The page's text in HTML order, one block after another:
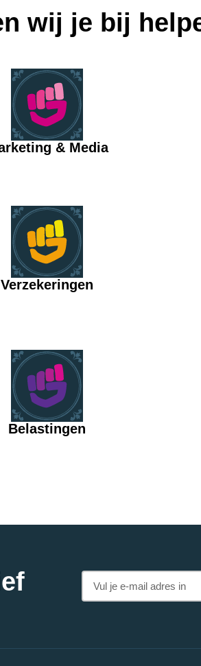
wij je bij
& Media
Verzekeringen
Belastingen